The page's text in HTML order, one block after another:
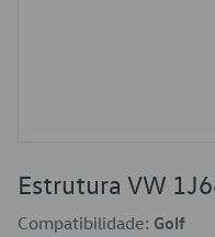
Estrutura VW
Compatibilidade: Golf